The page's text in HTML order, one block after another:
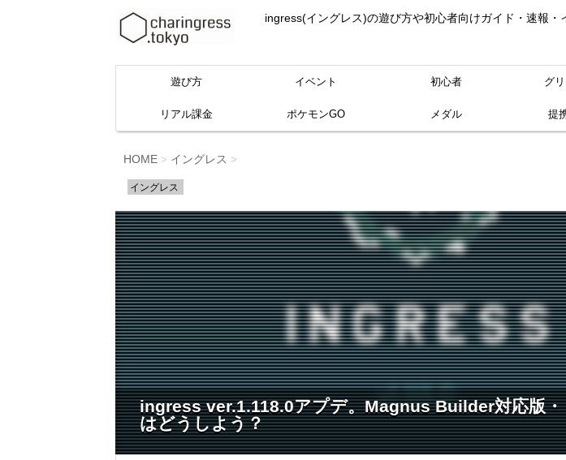
ingress(イングレス)の遊び方や初心者向けガイド・速報
遊び方 イベント 初心者 グ
リアル課金 ポケモンGO メダル 提
HOME > イングレス >
イングレス
ingress ver.1.118.0アプデ。Magnus Builder対応版・
はどうしよう？